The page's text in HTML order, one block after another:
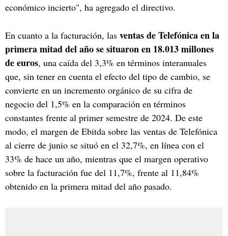
económico incierto", ha agregado el directivo.
En cuanto a la facturación, las ventas de Telefónica en la
primera mitad del año se situaron en 18.013 millones
de euros, una caída del 3,3% en términos interanuales
que, sin tener en cuenta el efecto del tipo de cambio, se
convierte en un incremento orgánico de su cifra de
negocio del 1,5% en la comparación en términos
constantes frente al primer semestre de 2024. De este
modo, el margen de Ebitda sobre las ventas de Telefónica
al cierre de junio se situó en el 32,7%, en línea con el
33% de hace un año, mientras que el margen operativo
sobre la facturación fue del 11,7%, frente al 11,84%
obtenido en la primera mitad del año pasado.